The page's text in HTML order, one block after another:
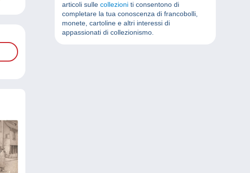
articoli sulle collezioni ti consentono di
completare la tua conoscenza di francobolli,
monete, cartoline e altri interessi di
appassionati di collezionismo.